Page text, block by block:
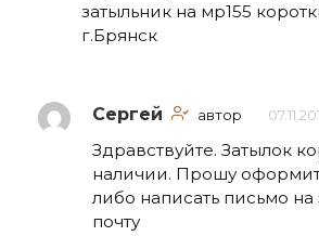
затыльник на мр155
г.Брянск
Сергей автор
Здравствуйте. Затылок
наличии. Прошу
либо написать письмо
почту